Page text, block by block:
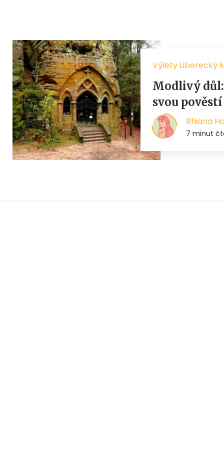
Výlety Liberecký
Modlivý
svou pověstí
Rhiana
7 minut